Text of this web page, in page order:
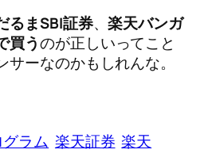
るまSBI証券、楽天バンガ
買うのが正しいってこと
ーなのかもしれんな。
ラム 楽天証券 楽天